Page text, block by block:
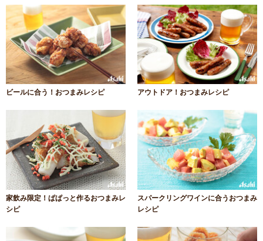
ビールに合う！おつまみレシピ アウトドア！おつまみレシピ
家飲み限定！ぱぱっと作るおつまみレ
シピ
スパークリングワインに合うおつまみ
レシピ